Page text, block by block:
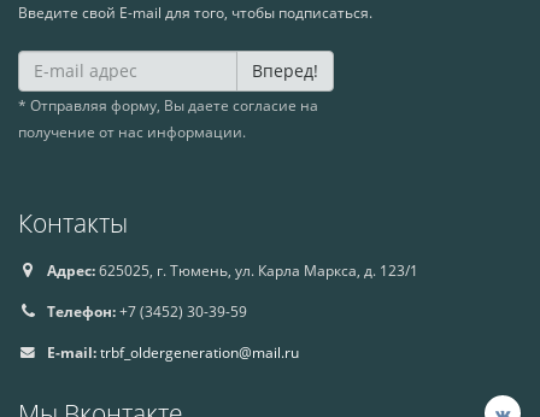
Введите свой E-mail для того, чтобы подписаться.
Вперед!
* Отправляя форму, Вы даете согласие на
получение от нас информации.
Контакты
Адрес:625025, г. Тюмень, ул. Карла Маркса, д. 123/1
Телефон:+7 (3452) 30-39-59
E-mail:trbf_oldergeneration@mail.ru